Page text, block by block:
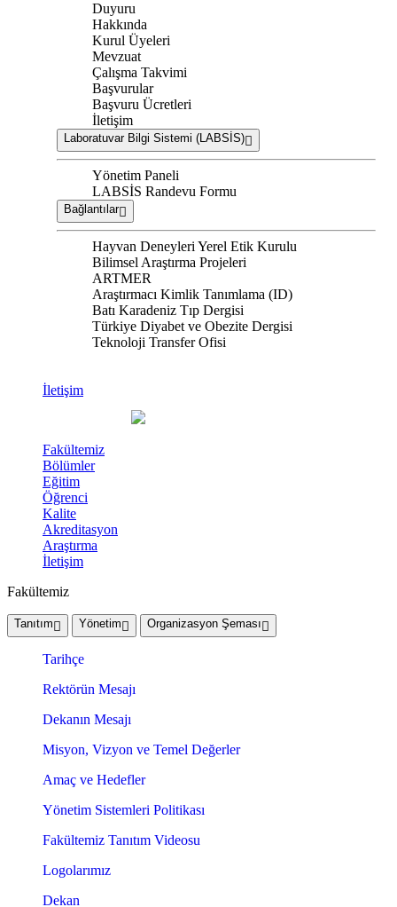
Duyuru
Hakkında
Kurul Üyeleri
Mevzuat
Çalışma Takvimi
Başvurular
Başvuru Ücretleri
İletişim
Laboratuvar Bilgi Sistemi (LABSİS)
Yönetim Paneli
LABSİS Randevu Formu
Bağlantılar
Hayvan Deneyleri Yerel Etik Kurulu
Bilimsel Araştırma Projeleri
ARTMER
Araştırmacı Kimlik Tanımlama (ID)
Batı Karadeniz Tıp Dergisi
Türkiye Diyabet ve Obezite Dergisi
Teknoloji Transfer Ofisi
İletişim
Fakültemiz
Bölümler
Eğitim
Öğrenci
Kalite
Akreditasyon
Araştırma
İletişim
Fakültemiz
Tanıtım Yönetim Organizasyon Şeması
Tarihçe
Rektörün Mesajı
Dekanın Mesajı
Misyon, Vizyon ve Temel Değerler
Amaç ve Hedefler
Yönetim Sistemleri Politikası
Fakültemiz Tanıtım Videosu
Logolarımız
Dekan